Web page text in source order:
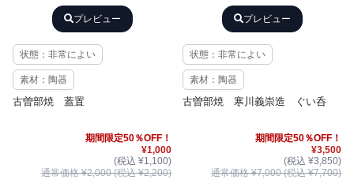
プレビュー
状態：非常によい
素材：陶器
古曽部焼 蓋置
期間限定50％OFF！
¥1,000
(税込 ¥1,100)
通常価格 ¥2,000 (税込 ¥2,200)
プレビュー
状態：非常によい
素材：陶器
古曽部焼 寒川義崇造 ぐい呑
期間限定50％OFF！
¥3,500
(税込 ¥3,850)
通常価格 ¥7,000 (税込 ¥7,700)